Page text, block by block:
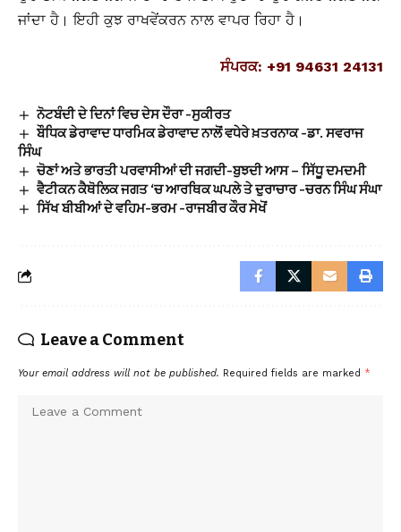
ਜਾਂਦਾ ਹੈ। ਇਹੀ ਕੁਝ ਰਾਖਵੇਂਕਰਨ ਨਾਲ ਵਾਪਰ ਰਿਹਾ ਹੈ।
ਸੰਪਰਕ: +91 94631 24131
ਨੋਟਬੰਦੀ ਦੇ ਦਿਨਾਂ ਵਿਚ ਦੇਸ ਦੌਰਾ -ਸੁਕੀਰਤ
ਬੌਧਿਕ ਡੇਰਾਵਾਦ ਧਾਰਮਿਕ ਡੇਰਾਵਾਦ ਨਾਲੋਂ ਵਧੇਰੇ ਖ਼ਤਰਨਾਕ -ਡਾ. ਸਵਰਾਜ
ਸਿੰਘ
ਚੋਣਾਂ ਅਤੇ ਭਾਰਤੀ ਪਰਵਾਸੀਆਂ ਦੀ ਜਗਦੀ-ਬੁਝਦੀ ਆਸ – ਸਿੱਧੂ ਦਮਦਮੀ
ਵੈਟੀਕਨ ਕੈਥੋਲਿਕ ਜਗਤ ‘ਚ ਆਰਥਿਕ ਘਪਲੇ ਤੇ ਦੁਰਾਚਾਰ -ਚਰਨ ਸਿੰਘ ਸੰਘਾ
ਸਿੱਖ ਬੀਬੀਆਂ ਦੇ ਵਹਿਮ-ਭਰਮ -ਰਾਜਬੀਰ ਕੌਰ ਸੇਖੋਂ
Leave a Comment
Your email address will not be published. Required fields are marked *